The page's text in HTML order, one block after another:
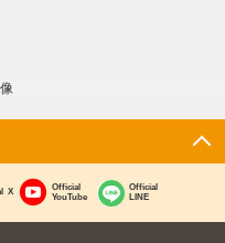
X
Official
YouTube
Official
LINE